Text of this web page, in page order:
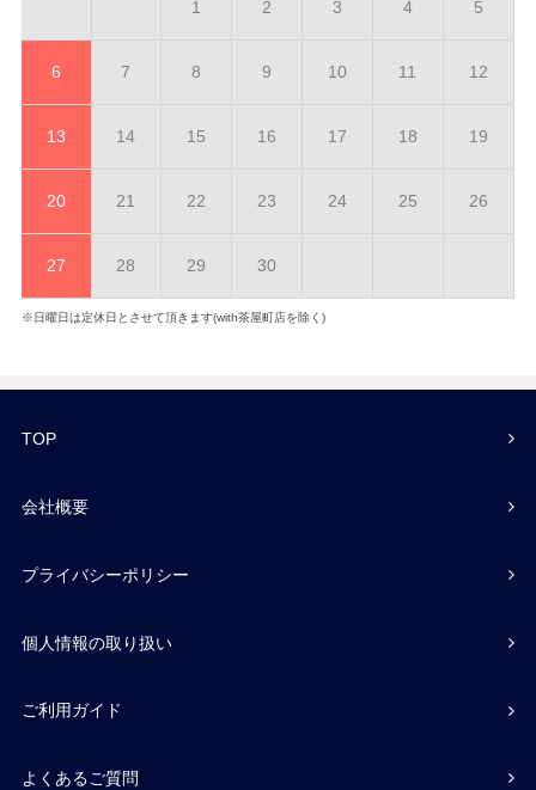
1 2 3 4 5
6 7 8 9 10 11 12
13 14 15 16 17 18 19
20 21 22 23 24 25 26
27 28 29 30
※日曜日は定休日とさせて頂きます(with茶屋町店を除く)
TOP
会社概要
プライバシーポリシー
個人情報の取り扱い
ご利用ガイド
よくあるご質問